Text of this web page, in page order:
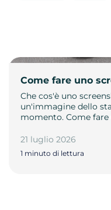
Come fare uno
Che cos'è uno
un'immagine dello
momento. Come fare
21 luglio 2026
1 minuto di lettura